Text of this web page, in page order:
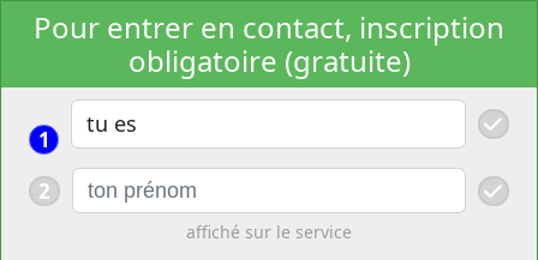
Pour entrer en contact, inscription
obligatoire (gratuite)
2
affiché sur le service